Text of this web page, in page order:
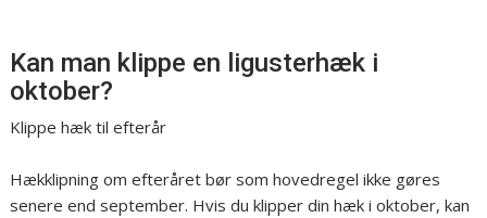
Kan man klippe en ligusterhæk i
oktober?
Klippe hæk til efterår
Hækklipning om efteråret bør som hovedregel ikke gøres
senere end september. Hvis du klipper din hæk i oktober, kan